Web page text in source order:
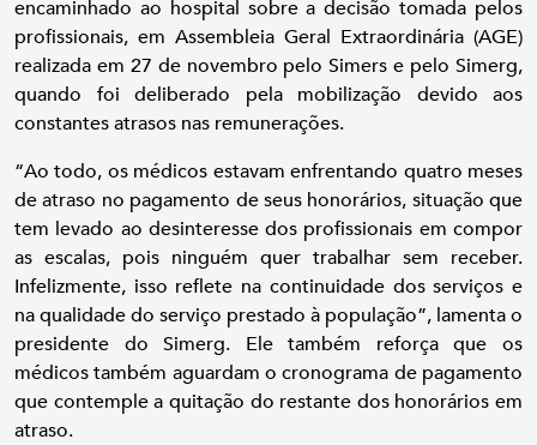
encaminhado ao hospital sobre a decisão tomada pelos
profissionais, em Assembleia Geral Extraordinária (AGE)
realizada em 27 de novembro pelo Simers e pelo Simerg,
quando foi deliberado pela mobilização devido aos
constantes atrasos nas remunerações.
“Ao todo, os médicos estavam enfrentando quatro meses
de atraso no pagamento de seus honorários, situação que
tem levado ao desinteresse dos profissionais em compor
as escalas, pois ninguém quer trabalhar sem receber.
Infelizmente, isso reflete na continuidade dos serviços e
na qualidade do serviço prestado à população”, lamenta o
presidente do Simerg. Ele também reforça que os
médicos também aguardam o cronograma de pagamento
que contemple a quitação do restante dos honorários em
atraso.